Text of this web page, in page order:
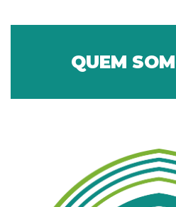
Sobre Nós
Objetivos
Receba as Novidades do CCI
QUEM